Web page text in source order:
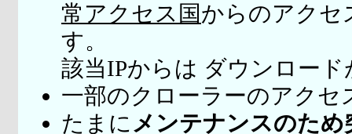
常アクセス国からのアクセ
す。
該当IPからは ダウンロー
一部のクローラーのアクセ
たまに メンテナンスのため